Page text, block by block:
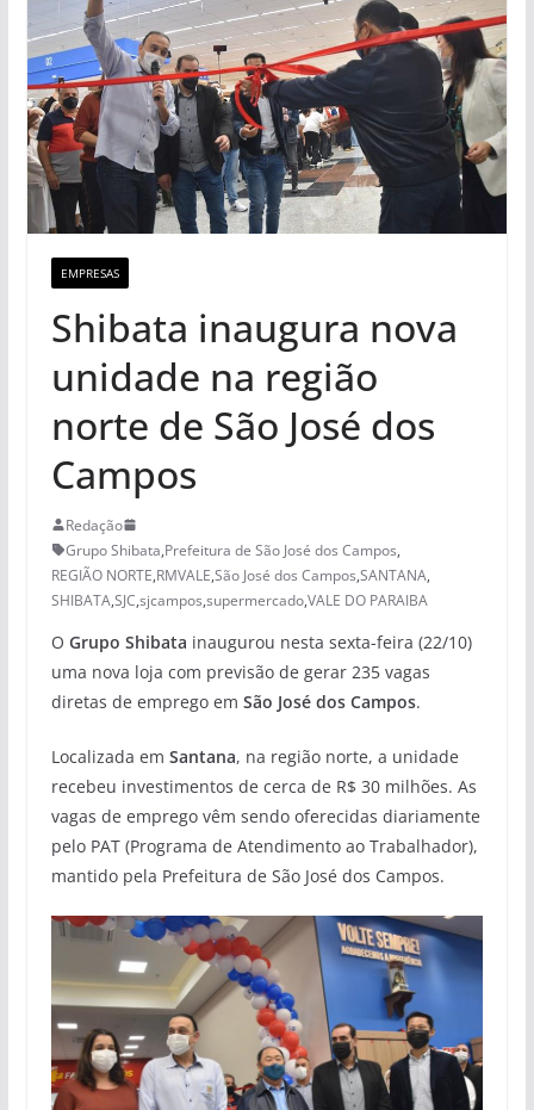
EMPRESAS
Shibata inaugura nova
unidade na região
norte de São José dos
Campos
Redação
Grupo Shibata,Prefeitura de São José dos Campos,
REGIÃO NORTE,RMVALE,São José dos Campos,SANTANA,
SHIBATA,SJC,sjcampos,supermercado,VALE DO PARAIBA
O Grupo Shibata inaugurou nesta sexta-feira (22/10)
uma nova loja com previsão de gerar 235 vagas
diretas de emprego em São José dos Campos.
Localizada em Santana, na região norte, a unidade
recebeu investimentos de cerca de R$ 30 milhões. As
vagas de emprego vêm sendo oferecidas diariamente
pelo PAT (Programa de Atendimento ao Trabalhador),
mantido pela Prefeitura de São José dos Campos.